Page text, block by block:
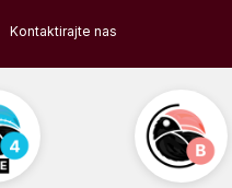
Kontaktirajte nas